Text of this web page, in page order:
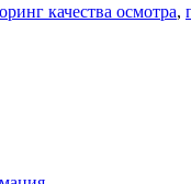
качества осмотра,